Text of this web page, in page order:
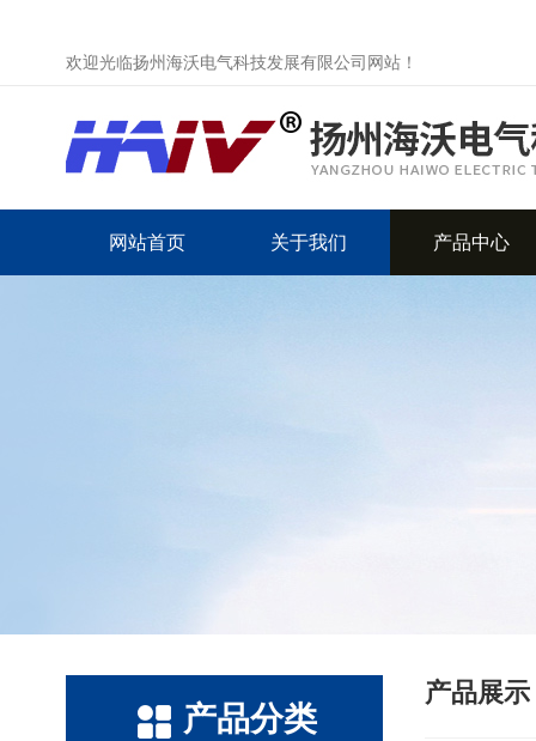
欢迎光临扬州海沃电气科技发展有限公司网站！
网站首页 关于我们 产品中心
产品分类
产品展示